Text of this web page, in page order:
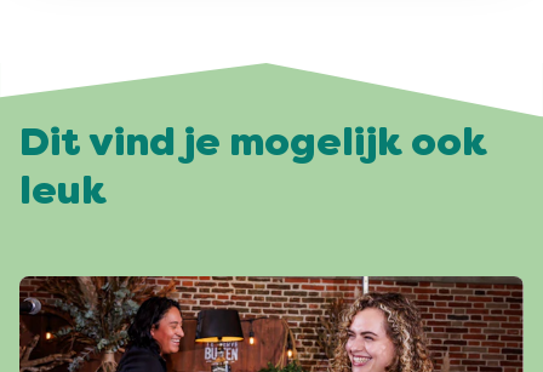
Dit vind je mogelijk ook
leuk